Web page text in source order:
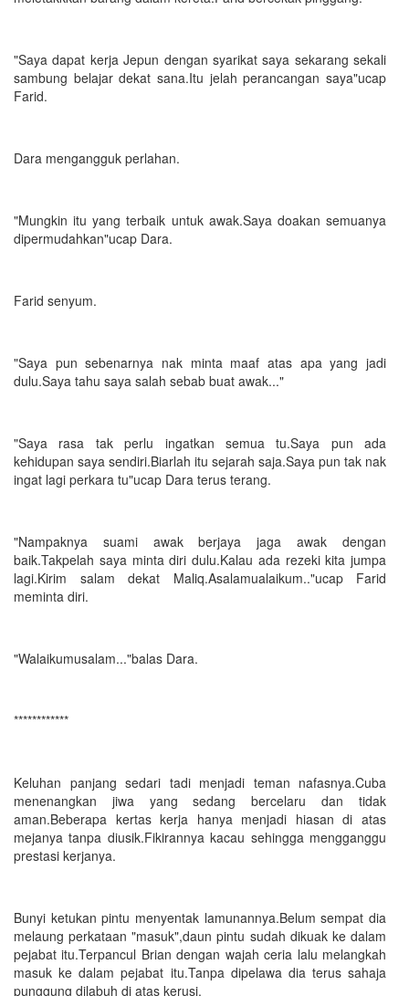
"Saya dapat kerja Jepun dengan syarikat saya sekarang sekali
sambung belajar dekat sana.Itu jelah perancangan saya"ucap
Farid.
Dara mengangguk perlahan.
"Mungkin itu yang terbaik untuk awak.Saya doakan semuanya
dipermudahkan"ucap Dara.
Farid senyum.
"Saya pun sebenarnya nak minta maaf atas apa yang jadi
dulu.Saya tahu saya salah sebab buat awak..."
"Saya rasa tak perlu ingatkan semua tu.Saya pun ada
kehidupan saya sendiri.Biarlah itu sejarah saja.Saya pun tak nak
ingat lagi perkara tu"ucap Dara terus terang.
"Nampaknya suami awak berjaya jaga awak dengan
baik.Takpelah saya minta diri dulu.Kalau ada rezeki kita jumpa
lagi.Kirim salam dekat Maliq.Asalamualaikum.."ucap Farid
meminta diri.
"Walaikumusalam..."balas Dara.
************
Keluhan panjang sedari tadi menjadi teman nafasnya.Cuba
menenangkan jiwa yang sedang bercelaru dan tidak
aman.Beberapa kertas kerja hanya menjadi hiasan di atas
mejanya tanpa diusik.Fikirannya kacau sehingga mengganggu
prestasi kerjanya.
Bunyi ketukan pintu menyentak lamunannya.Belum sempat dia
melaung perkataan "masuk",daun pintu sudah dikuak ke dalam
pejabat itu.Terpancul Brian dengan wajah ceria lalu melangkah
masuk ke dalam pejabat itu.Tanpa dipelawa dia terus sahaja
punggung dilabuh di atas kerusi.